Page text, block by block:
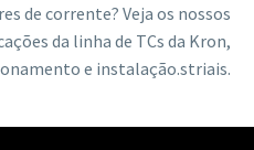
de corrente? Veja os nossos
da linha de TCs da Kron,
e instalação.striais.